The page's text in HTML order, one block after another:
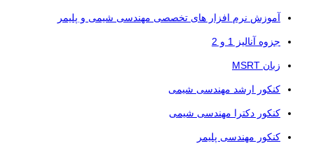
آموزش نرم افزار های تخصصی مهندسی شیمی و پلیمر
جزوه آنالیز 1 و 2
زبان MSRT
کنکور ارشد مهندسی شیمی
کنکور دکترا مهندسی شیمی
کنکور مهندسی پلیمر